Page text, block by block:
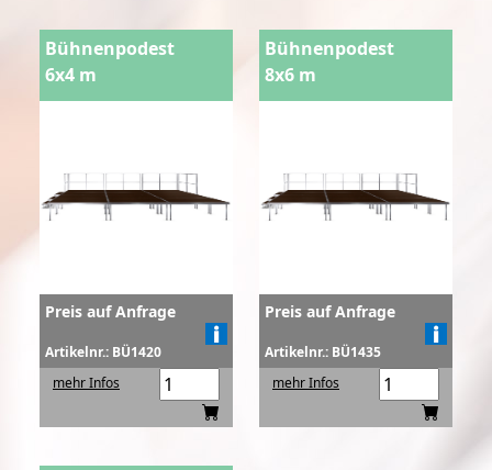
Bühnenpodest
6x4 m
Preis auf Anfrage
Artikelnr.: BÜ1420
mehr Infos
Bühnenpodest
8x6 m
Preis auf Anfrage
Artikelnr.: BÜ1435
mehr Infos